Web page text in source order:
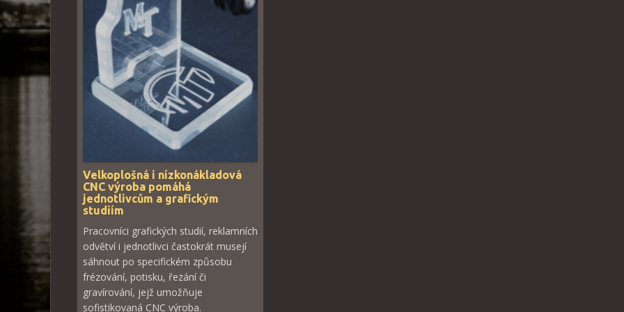
Velkoplošná i nízkonákladová
CNC výroba pomáhá
jednotlivcům a grafickým
studiím
Pracovníci grafických studií, reklamních
odvětví i jednotlivci častokrát musejí
sáhnout po specifickém způsobu
frézování, potisku, řezání či
gravírování, jejž umožňuje
sofistikovaná CNC výroba.